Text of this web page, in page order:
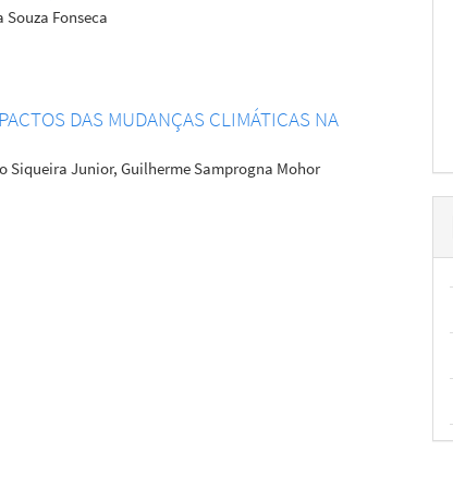
Fonseca
DAS MUDANÇAS CLIMÁTICAS NA
Siqueira Junior, Guilherme Samprogna Mohor